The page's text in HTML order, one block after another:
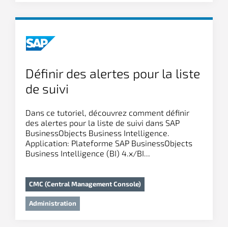
Définir des alertes pour la liste
de suivi
Dans ce tutoriel, découvrez comment définir
des alertes pour la liste de suivi dans SAP
BusinessObjects Business Intelligence.
Application: Plateforme SAP BusinessObjects
Business Intelligence (BI) 4.x/BI...
CMC (Central Management Console)
Administration